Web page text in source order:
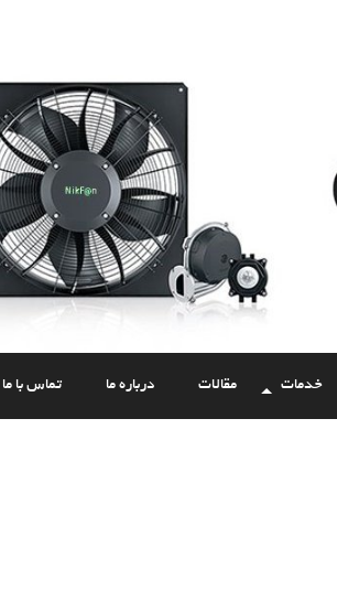
خدمات مقالات درباره ما تماس با ما